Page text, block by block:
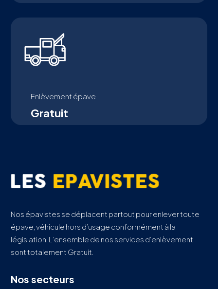
Enlèvement épave
Gratuit
Nos épavistes se déplacent partout pour enlever toute
épave, véhicule hors d’usage conformément à la
législation. L’ensemble de nos services d’enlèvement
sont totalement Gratuit.
Nos secteurs